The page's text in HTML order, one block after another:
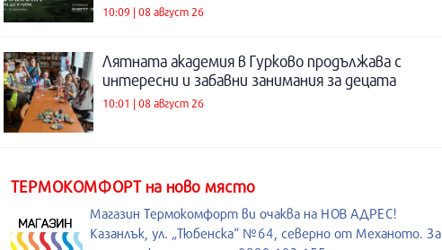
10:09 | 08 август 26
Лятната академия в Гурково продължава с
интересни и забавни занимания за децата
10:01 | 08 август 26
ТЕРМОКОМФОРТ на ново място
Магазин Термокомфорт ви очаква на НОВ АДРЕС!
Казанлък, ул. „Тюбенска“ №64, северно от Механото. За